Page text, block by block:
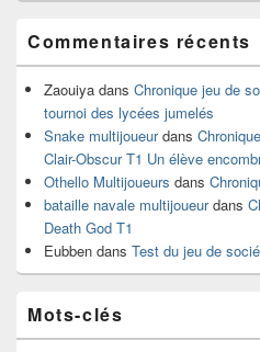
Commentaires récents
Zaouiya dans Chronique jeu de
tournoi des lycées jumelés
Snake multijoueurdans
Clair-Obscur T1 Un élève
Othello Multijoueurs dans
bataille navale multijoueurdans
Death God T1
Eubben dans Test du jeu de
Mots-clés